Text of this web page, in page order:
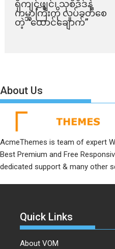
ရှီကျင့်ဖျင်၊ သုစိဒိဒ်နဲ့
ကမ္ဘာကြီးကို လှုပ်ခတ်စေ
တဲ့ “ထောင်ချောက်”
About Us
AcmeThemes is team of expert
Best Premium and Free
dedicated support & many other
Quick Links
About VOM